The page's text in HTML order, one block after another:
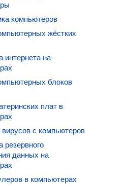
компьютеров
жёстких
интернета на
блоков
плат в
с компьютеров
резервного
данных на
в компьютерах